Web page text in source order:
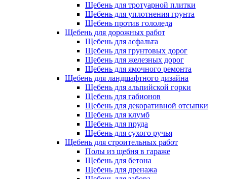
Щебень для тротуарной плитки
Щебень для уплотнения грунта
Щебень против гололеда
Щебень для дорожных работ
Щебень для асфальта
Щебень для грунтовых дорог
Щебень для железных дорог
Щебень для ямочного ремонта
Щебень для ландшафтного дизайна
Щебень для альпийской горки
Щебень для габионов
Щебень для декоративной отсыпки
Щебень для клумб
Щебень для пруда
Щебень для сухого ручья
Щебень для строительных работ
Полы из щебня в гараже
Щебень для бетона
Щебень для дренажа